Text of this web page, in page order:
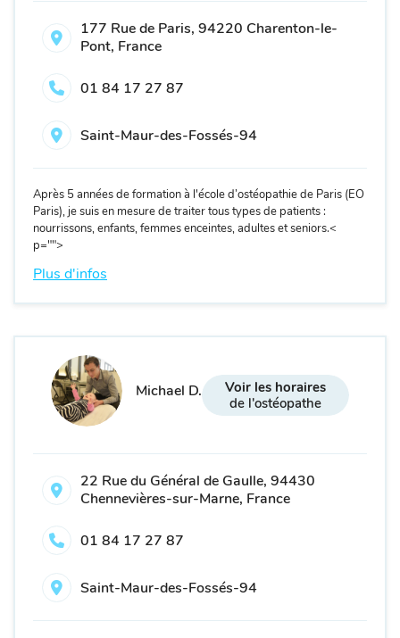
177 Rue de Paris, 94220 Charenton-le-
Pont, France
01 84 17 27 87
Saint-Maur-des-Fossés-94
Après 5 années de formation à l'école d’ostéopathie de Paris (EO
Paris), je suis en mesure de traiter tous types de patients :
nourrissons, enfants, femmes enceintes, adultes et seniors.<
p="">
Plus d'infos
Michael D.
Voir les horaires
de l'ostéopathe
22 Rue du Général de Gaulle, 94430
Chennevières-sur-Marne, France
01 84 17 27 87
Saint-Maur-des-Fossés-94